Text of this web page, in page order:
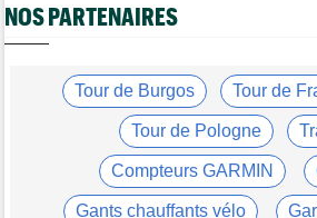
WorldTour
Transfert
La Soudal Quick-Step recrute un
de 24 ans
Média
Cyclism’Actu recrute des rédacteurs… si
c'est ici !
NOS PARTENAIRES
Tour de Burgos Tour de
Tour de Pologne
Compteurs GARMIN
Gants chauffants vélo